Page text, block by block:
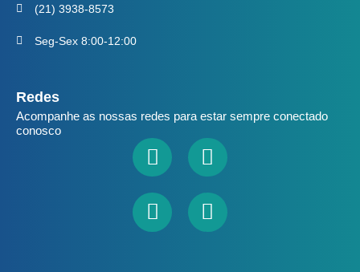
(21) 3938-8573
Seg-Sex 8:00-12:00
Redes
Acompanhe as nossas redes para estar sempre conectado
conosco
FacebookLinkedin
YoutubeInstagram